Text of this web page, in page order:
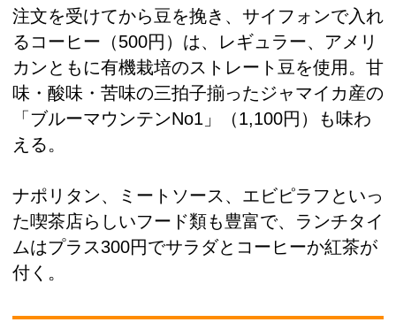
注文を受けてから豆を挽き、サイフォンで入れ
るコーヒー（500円）は、レギュラー、アメリ
カンともに有機栽培のストレート豆を使用。甘
味・酸味・苦味の三拍子揃ったジャマイカ産の
「ブルーマウンテンNo1」（1,100円）も味わ
える。
ナポリタン、ミートソース、エビピラフといっ
た喫茶店らしいフード類も豊富で、ランチタイ
ムはプラス300円でサラダとコーヒーか紅茶が
付く。